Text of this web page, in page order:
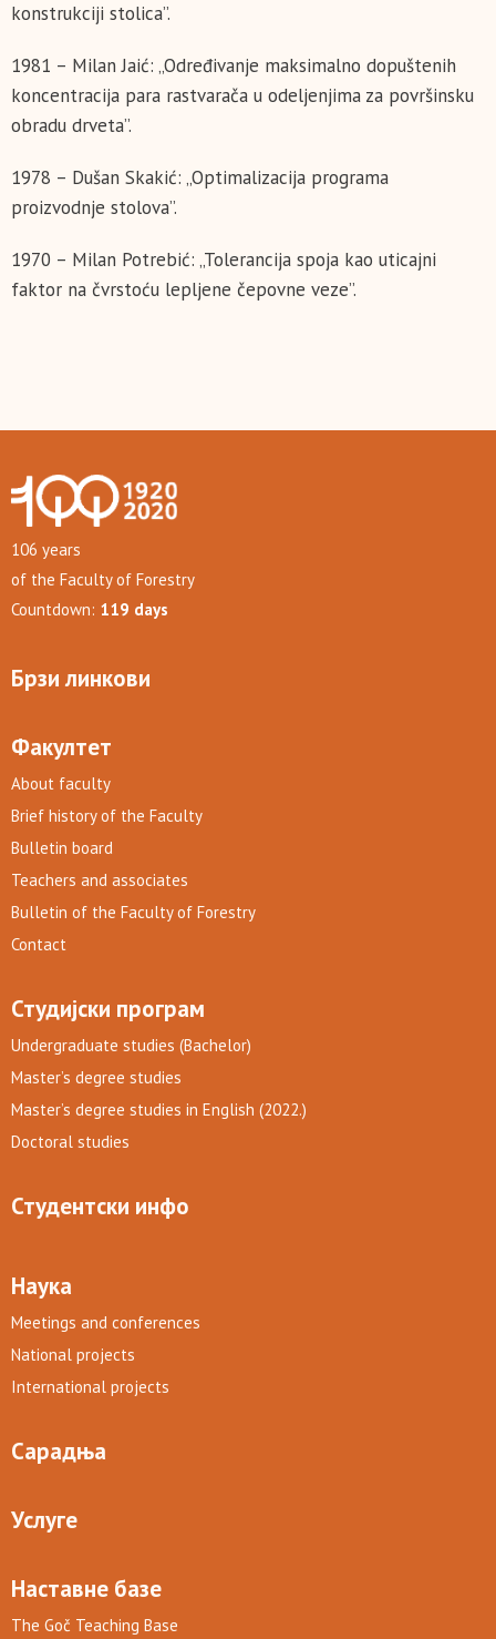
konstrukciji stolica”.
1981 – Milan Jaić: „Određivanje maksimalno dopuštenih
koncentracija para rastvarača u odeljenjima za površinsku
obradu drveta”.
1978 – Dušan Skakić: „Optimalizacija programa
proizvodnje stolova”.
1970 – Milan Potrebić: „Tolerancija spoja kao uticajni
faktor na čvrstoću lepljene čepovne veze”.
106 years
of the Faculty of Forestry
Countdown: 119 days
Брзи линкови
Факултет
About faculty
Brief history of the Faculty
Bulletin board
Teachers and associates
Bulletin of the Faculty of Forestry
Contact
Студијски програм
Undergraduate studies (Bachelor)
Master’s degree studies
Master’s degree studies in English (2022.)
Doctoral studies
Студентски инфо
Наука
Meetings and conferences
National projects
International projects
Сарадња
Услуге
Наставне базе
The Goč Teaching Base